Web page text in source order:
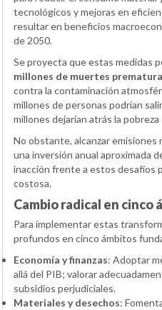
tecnológicos y mejoras en
resultar en beneficios
de 2050.
Se proyecta que estas medidas
millones de muertes
contra la contaminación
millones de personas podrían
millones dejarían atrás la
No obstante, alcanzar
una inversión anual aproximada
inacción frente a estos desafíos
costosa.
Cambio radical en cinco
Para implementar estas
profundos en cinco ámbitos
Economía y finanzas: Adoptar
allá del PIB; valorar
subsidios perjudiciales.
Materiales y desechos: